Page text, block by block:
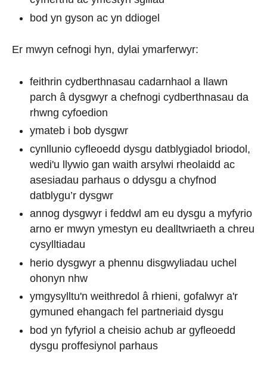
bod yn gyson ac yn ddiogel
Er mwyn cefnogi hyn, dylai ymarferwyr:
feithrin cydberthnasau cadarnhaol a llawn
parch â dysgwyr a chefnogi cydberthnasau da
rhwng cyfoedion
ymateb i bob dysgwr
cynllunio cyfleoedd dysgu datblygiadol briodol,
wedi'u llywio gan waith arsylwi rheolaidd ac
asesiadau parhaus o ddysgu a chyfnod
datblygu’r dysgwr
annog dysgwyr i feddwl am eu dysgu a myfyrio
arno er mwyn ymestyn eu dealltwriaeth a chreu
cysylltiadau
herio dysgwyr a phennu disgwyliadau uchel
ohonyn nhw
ymgysylltu'n weithredol â rhieni, gofalwyr a'r
gymuned ehangach fel partneriaid dysgu
bod yn fyfyriol a cheisio achub ar gyfleoedd
dysgu proffesiynol parhaus